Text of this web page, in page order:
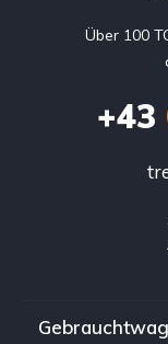
Über 100
+43